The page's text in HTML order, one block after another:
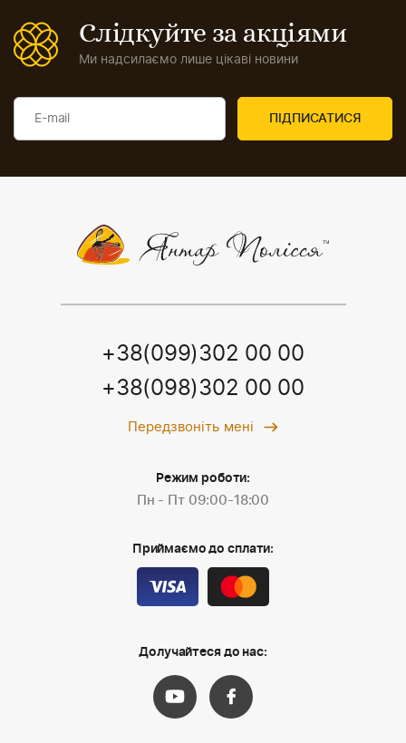
Слідкуйте за акціями
Ми надсилаємо лише цікаві новини
+38(099)302 00 00
+38(098)302 00 00
Передзвоніть мені
Режим роботи:
Пн - Пт 09:00-18:00
Приймаємо до сплати:
Долучайтеся до нас: